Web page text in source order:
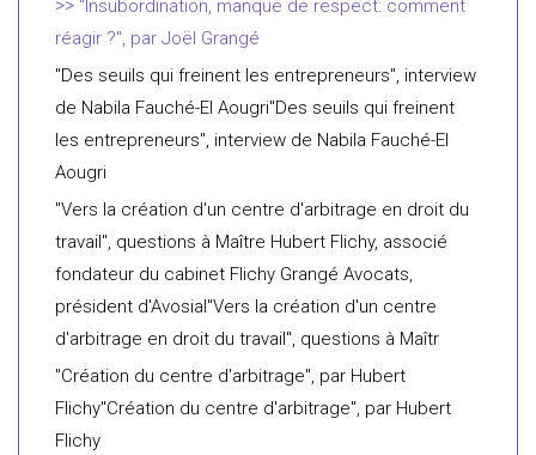
"Insubordination, manque de respect: comment
réagir ?", par Joël Grangé
"Des seuils qui freinent les entrepreneurs", interview
de Nabila Fauché-El Aougri"Des seuils qui freinent
les entrepreneurs", interview de Nabila Fauché-El
Aougri
"Vers la création d'un centre d'arbitrage en droit du
travail", questions à Maître Hubert Flichy, associé
fondateur du cabinet Flichy Grangé Avocats,
président d'Avosial"Vers la création d'un centre
d'arbitrage en droit du travail", questions à Maîtr
"Création du centre d'arbitrage", par Hubert
Flichy"Création du centre d'arbitrage", par Hubert
Flichy